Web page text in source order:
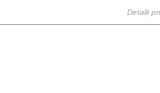
Detalii